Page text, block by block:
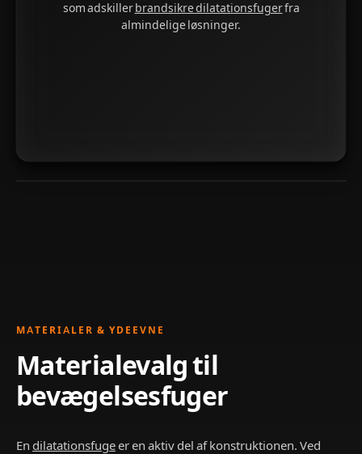
som adskillerbrandsikre dilatationsfugerfra
almindelige løsninger.
MATERIALER & YDEEVNE
Materialevalg til
bevægelsesfuger
En dilatationsfuge er en aktiv del af konstruktionen. Ved